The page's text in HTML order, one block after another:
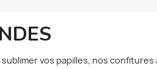
vos papilles, nos